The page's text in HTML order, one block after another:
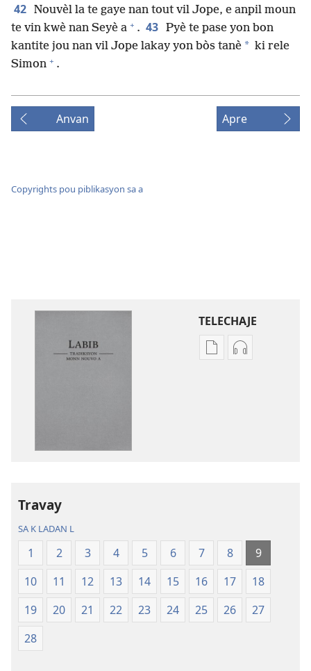
42 Nouvèl la te gaye nan tout vil Jope, e anpil moun
te vin kwè nan Seyè a + . 43 Pyè te pase yon bon
kantite jou nan vil Jope lakay yon bòs tanè * ki rele
Simon + .
Anvan Apre
Copyrights pou piblikasyon sa a
TELECHAJE
Opsyon
Tradiksyon
monn
nouvo
Opsyon
a
Travay
SA K LADAN L
1 2 3 4 5 6 7 8
9
10
11 12 13 14 15 16 17
18
19
20 21 22 23 24 25 26
27
28